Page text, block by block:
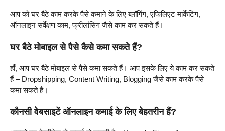
आप को घर बैठे काम करके पैसे कमाने के लिए ब्लॉगिंग, एफिलिएट मार्केटिंग,
ऑनलाइन सर्वेक्षण काम, फ्रीलांसिंग जैसे काम कर सकते हैं।
घर बैठे मोबाइल से पैसे कैसे कमा सकते हैं?
हाँ, आप घर बैठे मोबाइल से पैसे कमा सकते हैं। आप इसके लिए ये काम कर सकते
हैं – Dropshipping, Content Writing, Blogging जैसे काम करके पैसे
कमा सकते हैं।
कौनसी वेबसाइटें ऑनलाइन कमाई के लिए बेहतरीन हैं?